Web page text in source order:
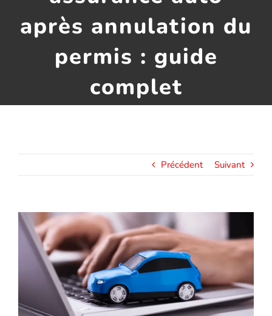
Assurance habitation
Assurance décennale
Blog
après annulation du
permis : guide
complet
Précédent Suivant
Voir
l'image
agrandie